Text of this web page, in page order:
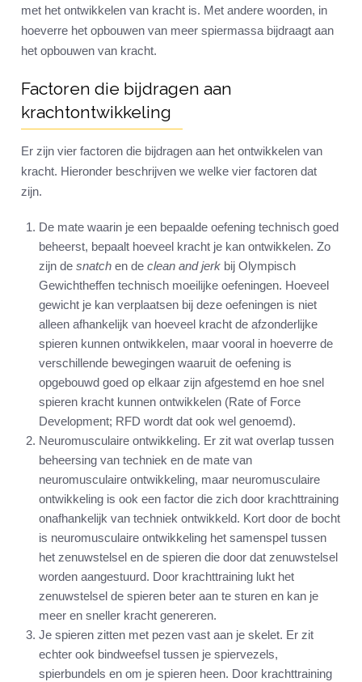
met het ontwikkelen van kracht is. Met andere woorden, in
hoeverre het opbouwen van meer spiermassa bijdraagt aan
het opbouwen van kracht.
Factoren die bijdragen aan
krachtontwikkeling
Er zijn vier factoren die bijdragen aan het ontwikkelen van
kracht. Hieronder beschrijven we welke vier factoren dat
zijn.
De mate waarin je een bepaalde oefening technisch goed
beheerst, bepaalt hoeveel kracht je kan ontwikkelen. Zo
zijn desnatch en declean and jerk bij Olympisch
Gewichtheffen technisch moeilijke oefeningen. Hoeveel
gewicht je kan verplaatsen bij deze oefeningen is niet
alleen afhankelijk van hoeveel kracht de afzonderlijke
spieren kunnen ontwikkelen, maar vooral in hoeverre de
verschillende bewegingen waaruit de oefening is
opgebouwd goed op elkaar zijn afgestemd en hoe snel
spieren kracht kunnen ontwikkelen (Rate of Force
Development; RFD wordt dat ook wel genoemd).
Neuromusculaire ontwikkeling. Er zit wat overlap tussen
beheersing van techniek en de mate van
neuromusculaire ontwikkeling, maar neuromusculaire
ontwikkeling is ook een factor die zich door krachttraining
onafhankelijk van techniek ontwikkeld. Kort door de bocht
is neuromusculaire ontwikkeling het samenspel tussen
het zenuwstelsel en de spieren die door dat zenuwstelsel
worden aangestuurd. Door krachttraining lukt het
zenuwstelsel de spieren beter aan te sturen en kan je
meer en sneller kracht genereren.
Je spieren zitten met pezen vast aan je skelet. Er zit
echter ook bindweefsel tussen je spiervezels,
spierbundels en om je spieren heen. Door krachttraining